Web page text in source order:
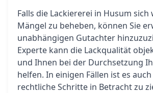
Falls die Lackiererei in Husum
Mängel zu beheben, können Sie
unabhängigen Gutachter
Experte kann die Lackqualität
und Ihnen bei der Durchsetzung
helfen. In einigen Fällen ist es
rechtliche Schritte in Betracht zu